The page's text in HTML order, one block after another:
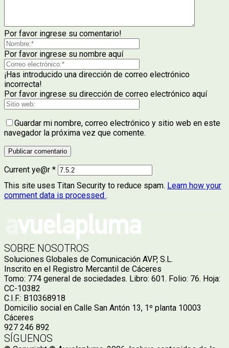
Por favor ingrese su comentario!
Por favor ingrese su nombre aquí
¡Has introducido una dirección de correo electrónico
incorrecta!
Por favor ingrese su dirección de correo electrónico aquí
Guardar mi nombre, correo electrónico y sitio web en este
navegador la próxima vez que comente.
Current ye@r *
This site uses Titan Security to reduce spam. Learn how your
comment data is processed .
SOBRE NOSOTROS
Soluciones Globales de Comunicación AVP, S.L.
Inscrito en el Registro Mercantil de Cáceres
Tomo: 774 general de sociedades. Libro: 601. Folio: 76. Hoja:
CC-10382
C.I.F.: B10368918
Domicilio social en Calle San Antón 13, 1º planta 10003
Cáceres
927 246 892
SÍGUENOS